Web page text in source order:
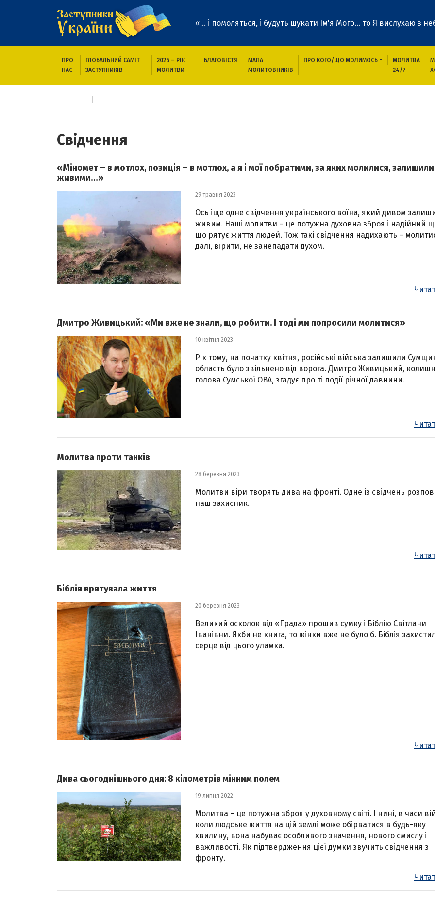
«... і помоляться, і будуть шукати Ім'я Мого... то Я вислухаю з
ПРО
НАС
ГЛОБАЛЬНИЙ САМІТ
ЗАСТУПНИКІВ
2026 – РІК
МОЛИТВИ
БЛАГОВІСТЯ
МАПА
МОЛИТОВНИКІВ
ПРО КОГО/ЩО МОЛИМОСЬ
МОЛИТВА
24/7
Свідчення
«Міномет – в мотлох, позиція – в мотлох, а я і мої побратими, за яких молилися,
живими…»
29 травня 2023
Ось іще одне свідчення українського воїна, який дивом
живим. Наші молитви – це потужна духовна зброя і надійний
що рятує життя людей. Тож такі свідчення надихають –
далі, вірити, не занепадати духом.
Дмитро Живицький: «Ми вже не знали, що робити. І тоді ми попросили молитися»
10 квітня 2023
Рік тому, на початку квітня, російські війська залишили
область було звільнено від ворога. Дмитро Живицький,
голова Сумської ОВА, згадує про ті події річної давнини.
Молитва проти танків
28 березня 2023
Молитви віри творять дива на фронті. Одне із свідчень
наш захисник.
Біблія врятувала життя
20 березня 2023
Великий осколок від «Града» прошив сумку і Біблію Світлани
Іванівни. Якби не книга, то жінки вже не було б. Біблія
серце від цього уламка.
Дива сьогоднішнього дня: 8 кілометрів мінним полем
19 липня 2022
Молитва – це потужна зброя у духовному світі. І нині, в часи
коли людське життя на цій землі може обірватися в будь-яку
хвилину, вона набуває особливого значення, нового смислу і
важливості. Як підтвердження цієї думки звучить свідчення з
фронту.